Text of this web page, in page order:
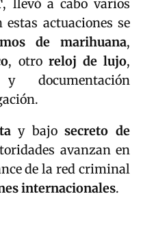
, llevó a cabo varios
estas actuaciones se
de marihuana,
, otro reloj de lujo,
documentación
y bajosecreto de
avanzan en
de la red criminal
internacionales.